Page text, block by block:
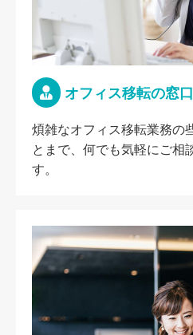
オフィス移転の窓口
煩雑なオフィス移転業務の
とまで、何でも気軽にご相
す。